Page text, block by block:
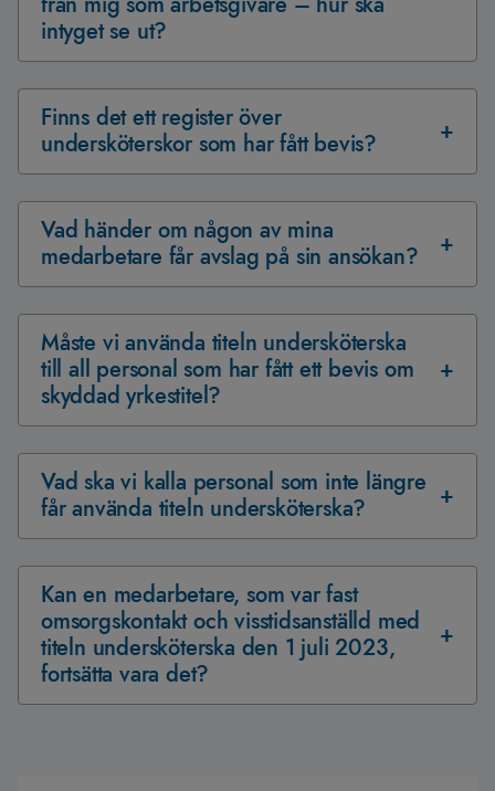
intyget se ut?
Finns det ett register över
undersköterskor som har fått bevis?
Vad händer om någon av mina
medarbetare får avslag på sin ansökan?
Måste vi använda titeln undersköterska
till all personal som har fått ett bevis om
skyddad yrkestitel?
Vad ska vi kalla personal som inte längre
får använda titeln undersköterska?
Kan en medarbetare, som var fast
omsorgskontakt och visstidsanställd med
titeln undersköterska den 1 juli 2023,
fortsätta vara det?